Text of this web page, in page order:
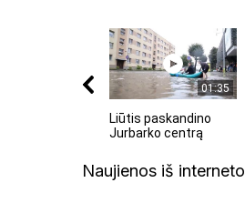
01:35
Liūtis paskandino
Jurbarko centrą
Naujienos iš interneto